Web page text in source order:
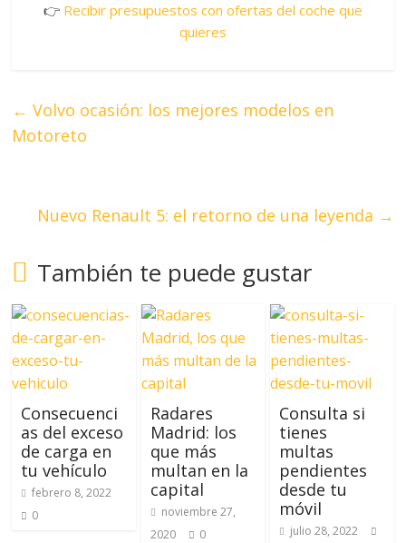
👉 Recibir presupuestos con ofertas del coche que
quieres
← Volvo ocasión: los mejores modelos en
Motoreto
Nuevo Renault 5: el retorno de una leyenda →
También te puede gustar
Consecuenci
as del exceso
de carga en
tu vehículo
febrero 8, 2022
0
Radares
Madrid: los
que más
multan en la
capital
noviembre 27,
2020
0
Consulta si
tienes
multas
pendientes
desde tu
móvil
julio 28, 2022